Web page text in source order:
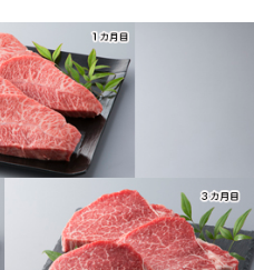
【A-007】大吉商店 近江牛赤身希